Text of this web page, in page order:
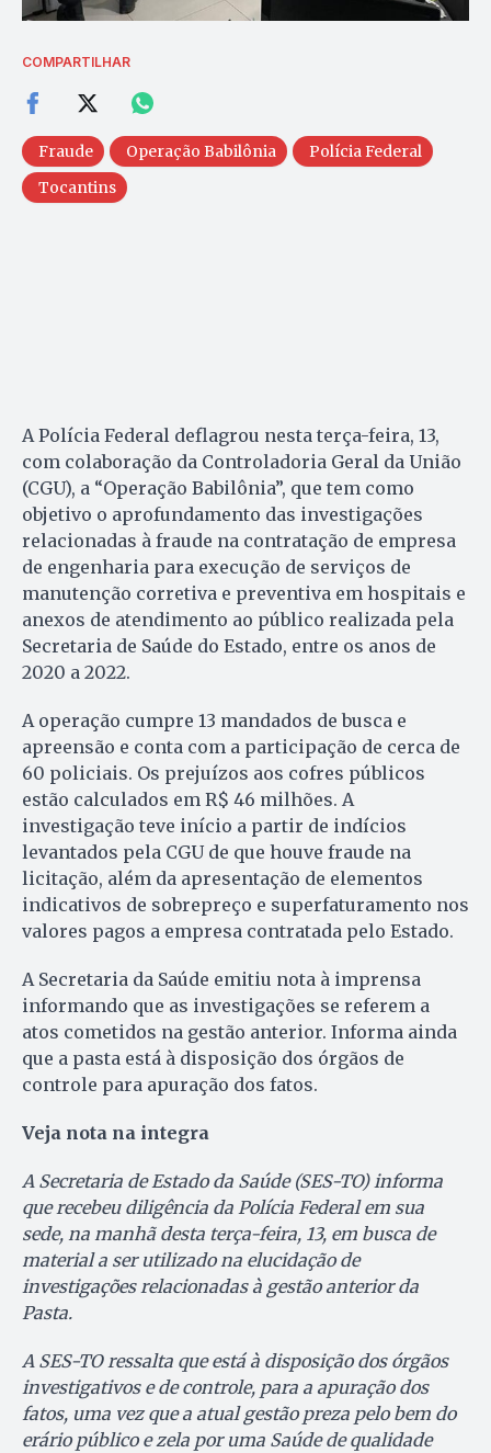
COMPARTILHAR
Fraude Operação Babilônia
Polícia Federal
Tocantins
A Polícia Federal deflagrou nesta terça-feira, 13,
com colaboração da Controladoria Geral da União
(CGU), a “Operação Babilônia”, que tem como
objetivo o aprofundamento das investigações
relacionadas à fraude na contratação de empresa
de engenharia para execução de serviços de
manutenção corretiva e preventiva em hospitais e
anexos de atendimento ao público realizada pela
Secretaria de Saúde do Estado, entre os anos de
2020 a 2022.
A operação cumpre 13 mandados de busca e
apreensão e conta com a participação de cerca de
60 policiais. Os prejuízos aos cofres públicos
estão calculados em R$ 46 milhões. A
investigação teve início a partir de indícios
levantados pela CGU de que houve fraude na
licitação, além da apresentação de elementos
indicativos de sobrepreço e superfaturamento nos
valores pagos a empresa contratada pelo Estado.
A Secretaria da Saúde emitiu nota à imprensa
informando que as investigações se referem a
atos cometidos na gestão anterior. Informa ainda
que a pasta está à disposição dos órgãos de
controle para apuração dos fatos.
Veja nota na integra
A Secretaria de Estado da Saúde (SES-TO) informa
que recebeu diligência da Polícia Federal em sua
sede, na manhã desta terça-feira, 13, em busca de
material a ser utilizado na elucidação de
investigações relacionadas à gestão anterior da
Pasta.
A SES-TO ressalta que está à disposição dos órgãos
investigativos e de controle, para a apuração dos
fatos, uma vez que a atual gestão preza pelo bem do
erário público e zela por uma Saúde de qualidade